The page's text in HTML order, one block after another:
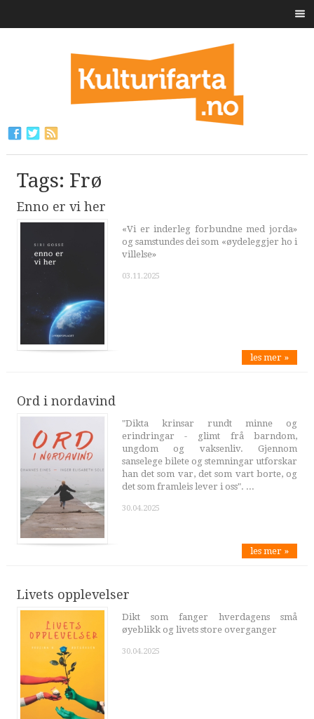
Tags: Frø
Enno er vi her
«Vi er inderleg forbundne med jorda»
og samstundes dei som «øydeleggjer ho i
villelse»
03.11.2025
les mer »
Ord i nordavind
"Dikta krinsar rundt minne og
erindringar - glimt frå barndom,
ungdom og vaksenliv. Gjennom
sanselege bilete og stemningar utforskar
han det som var, det som vart borte, og
det som framleis lever i oss". ...
30.04.2025
les mer »
Livets opplevelser
Dikt som fanger hverdagens små
øyeblikk og livets store overganger
30.04.2025